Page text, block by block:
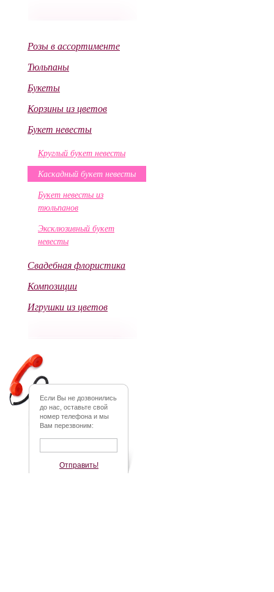
Розы в ассортименте
Тюльпаны
Букеты
Корзины из цветов
Букет невесты
Круглый букет невесты
Каскадный букет невесты
Букет невесты из
тюльпанов
Эксклюзивный букет
невесты
Свадебная флористика
Композиции
Игрушки из цветов
Если Вы не дозвонились
до нас, оставьте свой
номер телефона и мы
Вам перезвоним:
Отправить!